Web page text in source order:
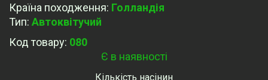
Країна походження: Голландія
Тип: Автоквітучий
Код товару: 080
Є в наявності
Кількість насінин